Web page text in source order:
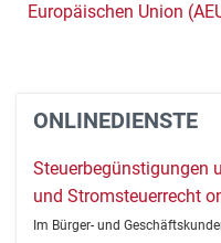
Europäischen Union
ONLINEDIENSTE
Steuerbegünstigungen
und Stromsteuerrecht
Im Bürger- und